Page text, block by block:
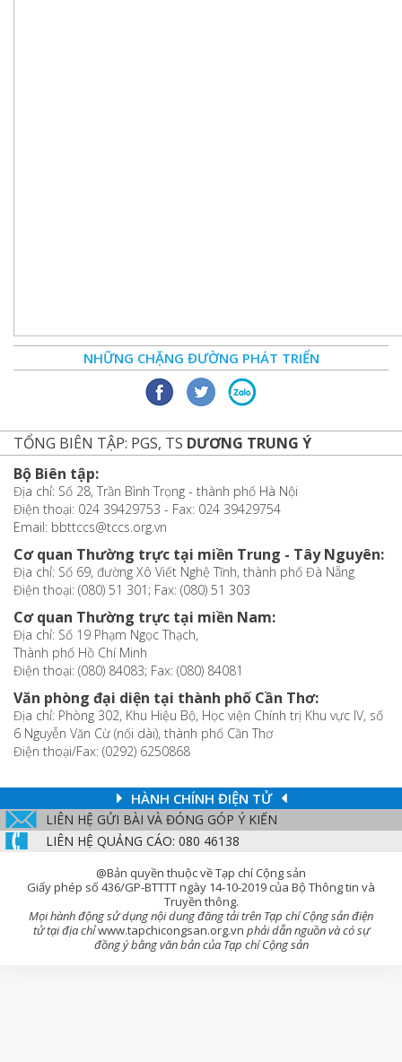
NHỮNG CHẶNG ĐƯỜNG PHÁT TRIỂN
TỔNG BIÊN TẬP: PGS, TS DƯƠNG TRUNG Ý
Bộ Biên tập:
Địa chỉ: Số 28, Trần Bình Trọng - thành phố Hà Nội
Điện thoại: 024 39429753 - Fax: 024 39429754
Email: bbttccs@tccs.org.vn
Cơ quan Thường trực tại miền Trung - Tây Nguyên:
Địa chỉ: Số 69, đường Xô Viết Nghệ Tĩnh, thành phố Đà Nẵng
Điện thoại: (080) 51 301; Fax: (080) 51 303
Cơ quan Thường trực tại miền Nam:
Địa chỉ: Số 19 Phạm Ngọc Thạch,
Thành phố Hồ Chí Minh
Điện thoại: (080) 84083; Fax: (080) 84081
Văn phòng đại diện tại thành phố Cần Thơ:
Địa chỉ: Phòng 302, Khu Hiệu Bộ, Học viện Chính trị Khu vực IV, số
6 Nguyễn Văn Cừ (nối dài), thành phố Cần Thơ
Điện thoại/Fax: (0292) 6250868
HÀNH CHÍNH ĐIỆN TỬ
LIÊN HỆ GỬI BÀI VÀ ĐÓNG GÓP Ý KIẾN
LIÊN HỆ QUẢNG CÁO: 080 46138
@Bản quyền thuộc về Tạp chí Cộng sản
Giấy phép số 436/GP-BTTTT ngày 14-10-2019 của Bộ Thông tin và
Truyền thông.
Mọi hành động sử dụng nội dung đăng tải trên Tạp chí Cộng sản điện
tử tại địa chỉwww.tapchicongsan.org.vn phải dẫn nguồn và có sự
đồng ý bằng văn bản của Tạp chí Cộng sản